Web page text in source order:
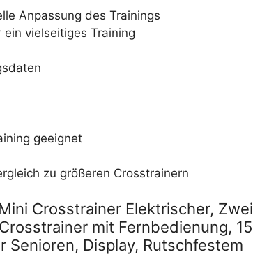
Anpassung des Trainings
vielseitiges Training
geeignet
zu größeren Crosstrainern
Crosstrainer Elektrischer, Zwei
mit Fernbedienung, 15
Senioren, Display, Rutschfestem